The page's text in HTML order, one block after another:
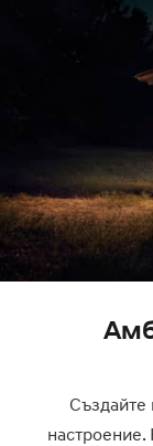
Създайте